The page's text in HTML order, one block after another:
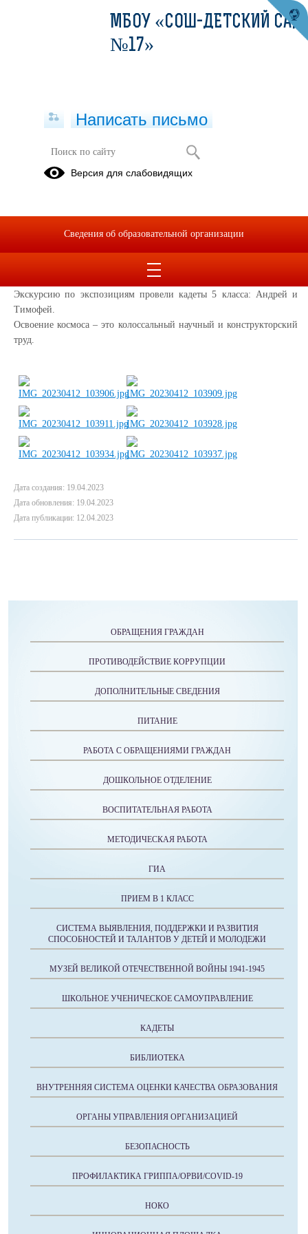
Экскурсия по экспозиции "Освоение
космоса"
Воспитанники подготовительных групп МБОУ "СОШ-детский сад
Достижения российской космонавтики», которая является частью
проекта «История – основа будущего».
Экскурсию по экспозициям провели кадеты 5 класса: Андрей и
Тимофей.
Освоение космоса – это колоссальный научный и конструкторский
труд.
Дата создания: 19.04.2023
Дата обновления: 19.04.2023
Дата публикации: 12.04.2023
ОБРАЩЕНИЯ ГРАЖДАН
ПРОТИВОДЕЙСТВИЕ КОРРУПЦИИ
ДОПОЛНИТЕЛЬНЫЕ СВЕДЕНИЯ
ПИТАНИЕ
РАБОТА С ОБРАЩЕНИЯМИ ГРАЖДАН
ДОШКОЛЬНОЕ ОТДЕЛЕНИЕ
ВОСПИТАТЕЛЬНАЯ РАБОТА
МЕТОДИЧЕСКАЯ РАБОТА
ГИА
ПРИЕМ В 1 КЛАСС
СИСТЕМА ВЫЯВЛЕНИЯ, ПОДДЕРЖКИ И РАЗВИТИЯ
СПОСОБНОСТЕЙ И ТАЛАНТОВ У ДЕТЕЙ И МОЛОДЕЖИ
МУЗЕЙ ВЕЛИКОЙ ОТЕЧЕСТВЕННОЙ ВОЙНЫ 1941-1945
ШКОЛЬНОЕ УЧЕНИЧЕСКОЕ САМОУПРАВЛЕНИЕ
КАДЕТЫ
БИБЛИОТЕКА
ВНУТРЕННЯЯ СИСТЕМА ОЦЕНКИ КАЧЕСТВА ОБРАЗОВАНИЯ
ОРГАНЫ УПРАВЛЕНИЯ ОРГАНИЗАЦИЕЙ
БЕЗОПАСНОСТЬ
ПРОФИЛАКТИКА ГРИППА/ОРВИ/COVID-19
НОКО
МБОУ «СОШ-ДЕТСКИЙ САД
№17»
Написать письмо
Версия для слабовидящих
Сведения об образовательной организации